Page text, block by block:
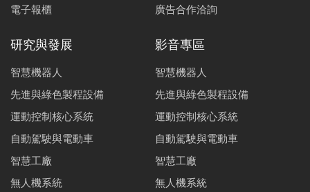
電子報櫃
廣告合作洽詢
研究與發展
智慧機器人
先進與綠色製程設備
運動控制核心系統
自動駕駛與電動車
智慧工廠
無人機系統
影音專區
智慧機器人
先進與綠色製程設備
運動控制核心系統
自動駕駛與電動車
智慧工廠
無人機系統